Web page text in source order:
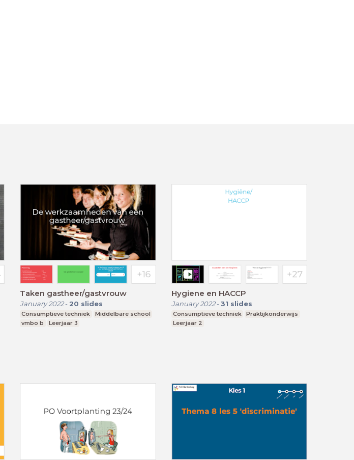
Taken gastheer/gastvrouw
January 2022- 20 slides
Consumptieve techniek
Middelbare school
vmbo b
Leerjaar 3
Hygiene en HACCP
January 2022- 31 slides
Consumptieve techniek
Praktijkonderwijs
Leerjaar 2